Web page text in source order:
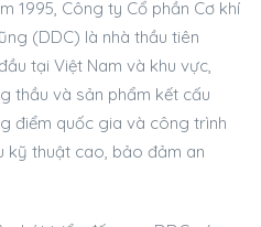
1995, Công ty Cổ phần Cơ khí
(DDC) là nhà thầu tiên
tại Việt Nam và khu vực,
thầu và sản phẩm kết cấu
điểm quốc gia và công trình
kỹ thuật cao, bảo đảm an